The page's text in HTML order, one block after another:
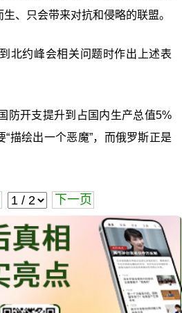
、只会带来对抗和侵略的联盟。
北约峰会相关问题时作出上述表
防开支提升到占国内生产总值5%
描绘出一个恶魔”，而俄罗斯正是
下一页